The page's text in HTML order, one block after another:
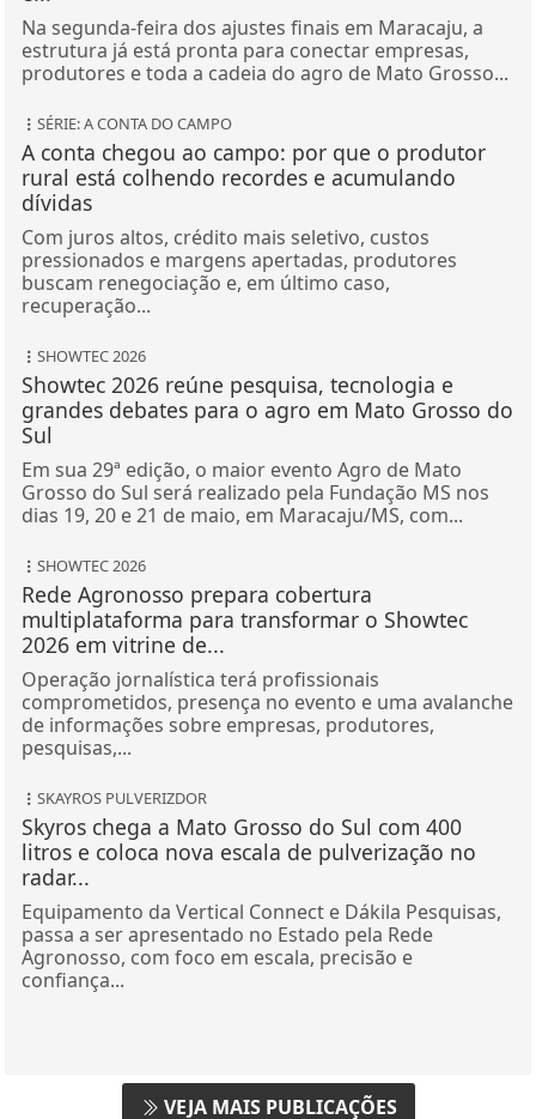
Na segunda-feira dos ajustes finais em Maracaju, a
estrutura já está pronta para conectar empresas,
produtores e toda a cadeia do agro de Mato Grosso...
SÉRIE: A CONTA DO CAMPO
A conta chegou ao campo: por que o produtor
rural está colhendo recordes e acumulando
dívidas
Com juros altos, crédito mais seletivo, custos
pressionados e margens apertadas, produtores
buscam renegociação e, em último caso,
recuperação...
SHOWTEC 2026
Showtec 2026 reúne pesquisa, tecnologia e
grandes debates para o agro em Mato Grosso do
Sul
Em sua 29ª edição, o maior evento Agro de Mato
Grosso do Sul será realizado pela Fundação MS nos
dias 19, 20 e 21 de maio, em Maracaju/MS, com...
SHOWTEC 2026
Rede Agronosso prepara cobertura
multiplataforma para transformar o Showtec
2026 em vitrine de...
Operação jornalística terá profissionais
comprometidos, presença no evento e uma avalanche
de informações sobre empresas, produtores,
pesquisas,...
SKAYROS PULVERIZDOR
Skyros chega a Mato Grosso do Sul com 400
litros e coloca nova escala de pulverização no
radar...
Equipamento da Vertical Connect e Dákila Pesquisas,
passa a ser apresentado no Estado pela Rede
Agronosso, com foco em escala, precisão e
confiança...
VEJA MAIS PUBLICAÇÕES